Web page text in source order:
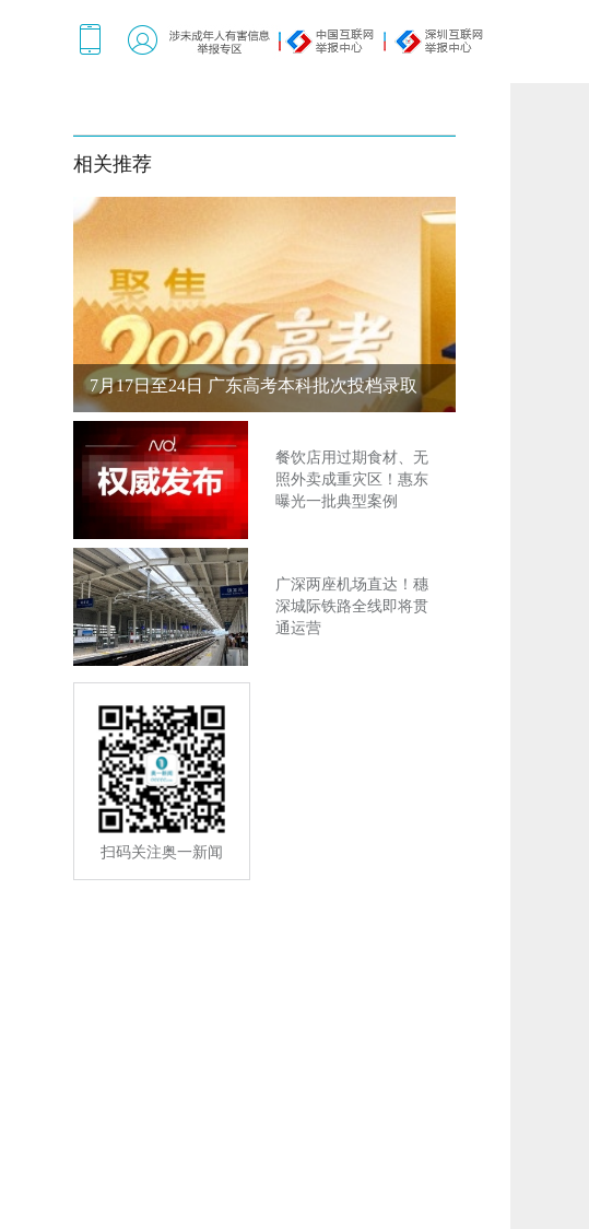
相关推荐
7月17日至24日 广东高考本科批次投档录取
餐饮店用过期食材、无
照外卖成重灾区！惠东
曝光一批典型案例
广深两座机场直达！穗
深城际铁路全线即将贯
通运营
扫码关注奥一新闻